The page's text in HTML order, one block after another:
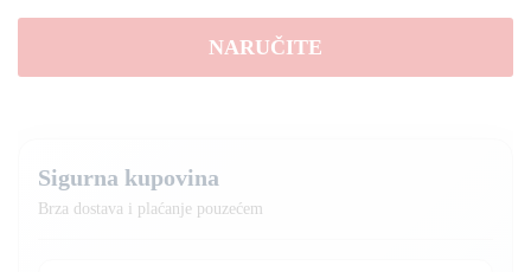
KLJUCEVI
399
NARUČITE
Sigurna kupovina
Brza dostava i plaćanje pouzećem